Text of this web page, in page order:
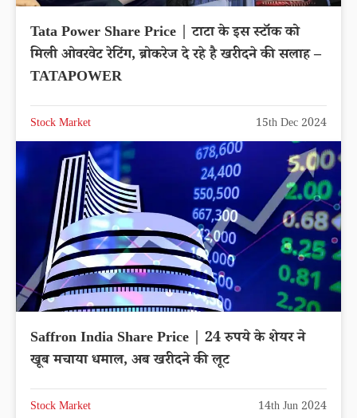
Tata Power Share Price | टाटा के इस स्टॉक को
मिली ओवरवेट रेटिंग, ब्रोकरेज दे रहे है खरीदने की सलाह –
TATAPOWER
Stock Market 15th Dec 2024
Saffron India Share Price | 24 रुपये के शेयर ने
खूब मचाया धमाल, अब खरीदने की लूट
Stock Market 14th Jun 2024